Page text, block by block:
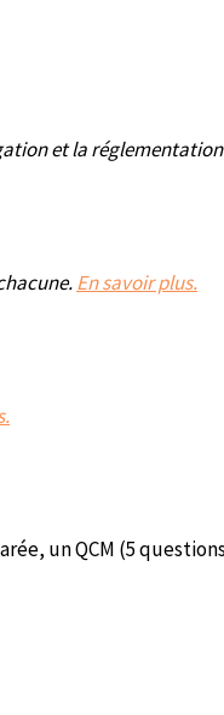
et la
En savoir plus.
un QCM (5